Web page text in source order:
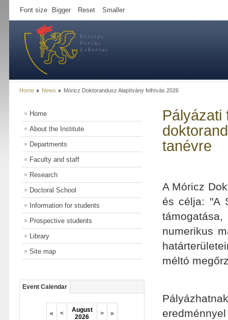
Font size Bigger Reset Smaller
Home News Móricz Doktorandusz Alapítvány felhívás 2026
Home
About the Institute
Departments
Faculty and staff
Research
Doctoral School
Information for students
Prospective students
Library
Site map
Event Calendar
« <
August
2026
> »
Pályázati
tanévre
A Móricz
és célja: "A
numerikus
méltó